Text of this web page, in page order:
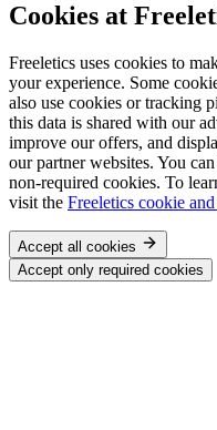
Cookies at
Freeletics uses cookies to
your experience. Some
also use cookies or tracking
this data is shared with our
improve our offers, and
our partner websites. You
non-required cookies. To
visit the Freeletics cookie
Accept all cookies
Accept only required cookies